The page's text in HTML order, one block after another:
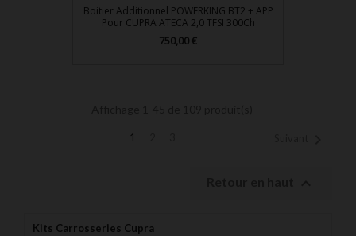
Boitier Additionnel POWERKING BT2 + APP
Pour CUPRA ATECA 2,0 TFSI 300Ch
Prix
750,00 €
1
Kits Carrosseries Cupra